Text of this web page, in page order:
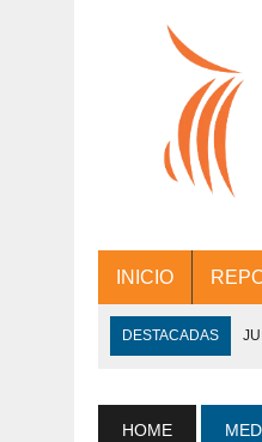
INICIO
DESTACADAS
HOME